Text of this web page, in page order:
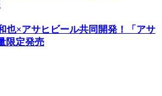
也×アサヒビール共同開発！「アサ
限定発売